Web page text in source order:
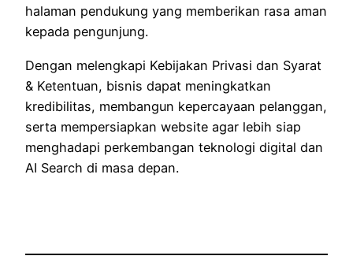
halaman pendukung yang memberikan rasa aman
kepada pengunjung.
Dengan melengkapi Kebijakan Privasi dan Syarat
& Ketentuan, bisnis dapat meningkatkan
kredibilitas, membangun kepercayaan pelanggan,
serta mempersiapkan website agar lebih siap
menghadapi perkembangan teknologi digital dan
AI Search di masa depan.